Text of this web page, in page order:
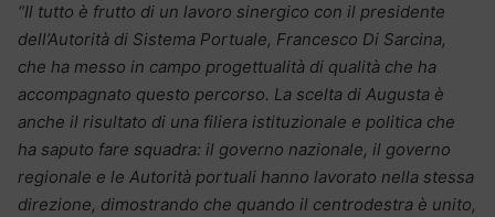
“Il tutto è frutto di un lavoro sinergico con il presidente
dell’Autorità di Sistema Portuale, Francesco Di Sarcina,
che ha messo in campo progettualità di qualità che ha
accompagnato questo percorso. La scelta di Augusta è
anche il risultato di una filiera istituzionale e politica che
ha saputo fare squadra: il governo nazionale, il governo
regionale e le Autorità portuali hanno lavorato nella stessa
direzione, dimostrando che quando il centrodestra è unito,